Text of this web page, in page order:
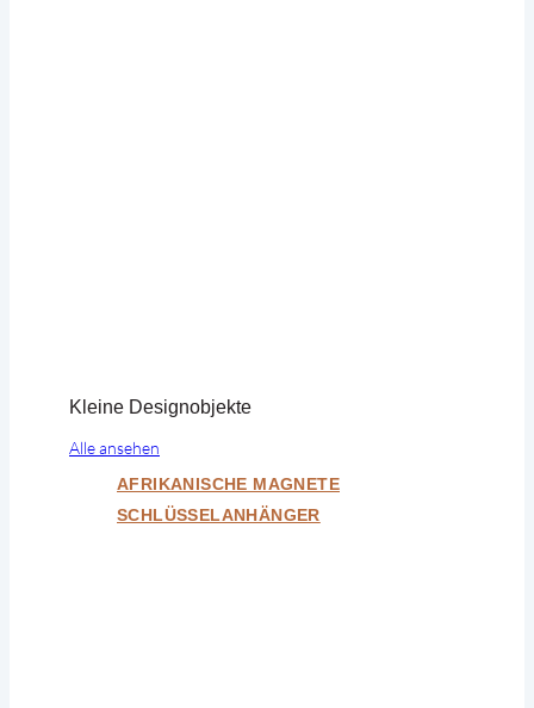
Kleine Designobjekte
Alle ansehen
AFRIKANISCHE MAGNETE
SCHLÜSSELANHÄNGER